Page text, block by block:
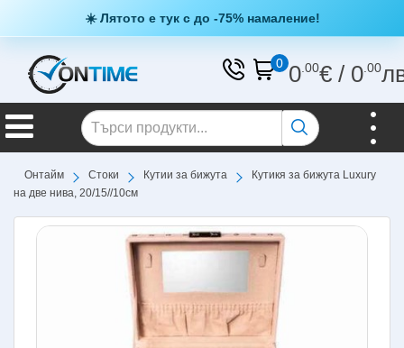
☀️ Лятото е тук с до -75% намаление!
0 0.00€/ 0.00
Онтайм Стоки Кутии за бижута
Кутикя за бижута Luxury
на две нива, 20/15//10см